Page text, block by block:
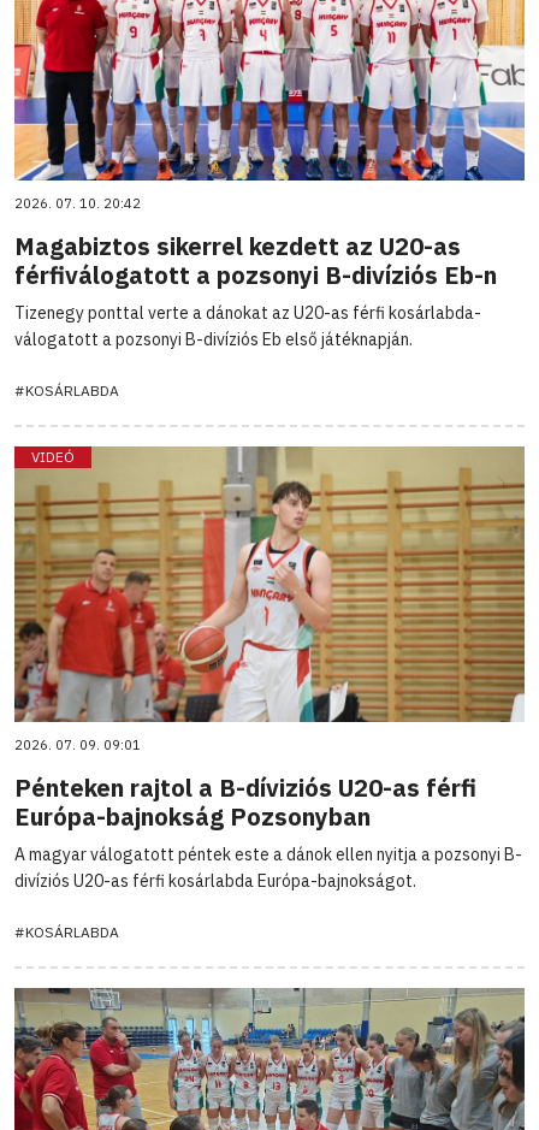
2026. 07. 10. 20:42
Magabiztos sikerrel kezdett az U20-as
férfiválogatott a pozsonyi B-divíziós Eb-n
Tizenegy ponttal verte a dánokat az U20-as férfi kosárlabda-
válogatott a pozsonyi B-divíziós Eb első játéknapján.
#KOSÁRLABDA
VIDEÓ
2026. 07. 09. 09:01
Pénteken rajtol a B-díviziós U20-as férfi
Európa-bajnokság Pozsonyban
A magyar válogatott péntek este a dánok ellen nyitja a pozsonyi B-
divíziós U20-as férfi kosárlabda Európa-bajnokságot.
#KOSÁRLABDA